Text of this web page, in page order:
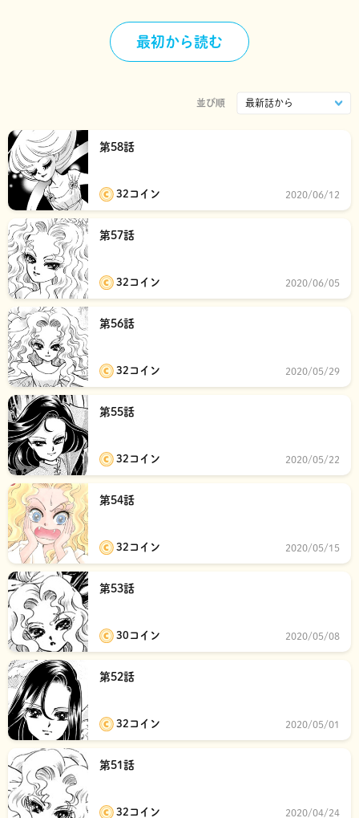
夢のコラボレーションで贈るかつてないファンタジック･サーガ!!
最初から読む
並び順
第58話
32コイン 2020/06/12
第57話
32コイン 2020/06/05
第56話
32コイン 2020/05/29
第55話
32コイン 2020/05/22
第54話
32コイン 2020/05/15
第53話
30コイン 2020/05/08
第52話
32コイン 2020/05/01
第51話
32コイン 2020/04/24